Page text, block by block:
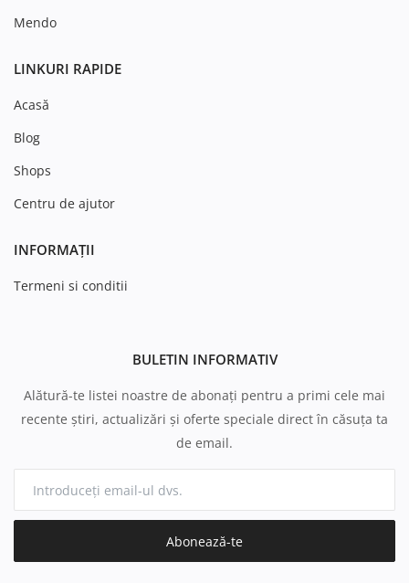
Mendo
LINKURI RAPIDE
Acasă
Blog
Shops
Centru de ajutor
INFORMAȚII
Termeni si conditii
BULETIN INFORMATIV
Alătură-te listei noastre de abonați pentru a primi cele mai
recente știri, actualizări și oferte speciale direct în căsuța ta
de email.
Abonează-te